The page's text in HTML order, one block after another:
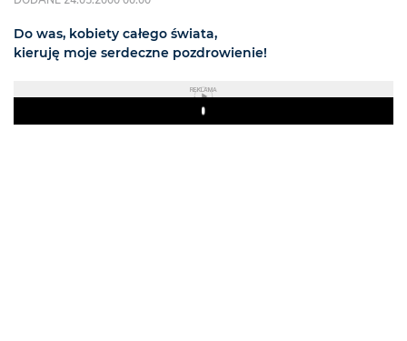
Do was, kobiety całego świata,
kieruję moje serdeczne pozdrowienie!
REKLAMA
Play